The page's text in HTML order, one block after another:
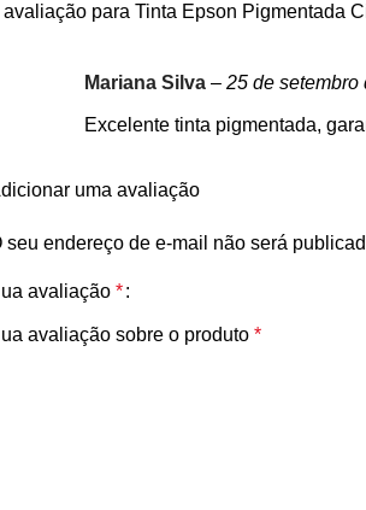
avaliação para Tinta Epson Pigmentada
Mariana Silva – 25 de setembro
Excelente tinta pigmentada,
uma avaliação
seu endereço de e-mail não será
avaliação *
avaliação sobre o produto *